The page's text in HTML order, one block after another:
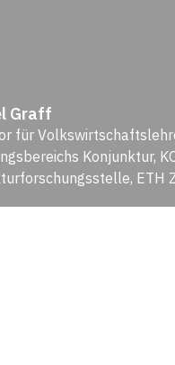
Graff
für
Konjunktur,
ETH